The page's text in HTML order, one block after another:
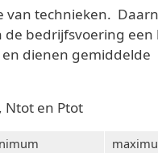
technieken.
bedrijfsvoering een
dienen gemiddelde
Ntot en Ptot